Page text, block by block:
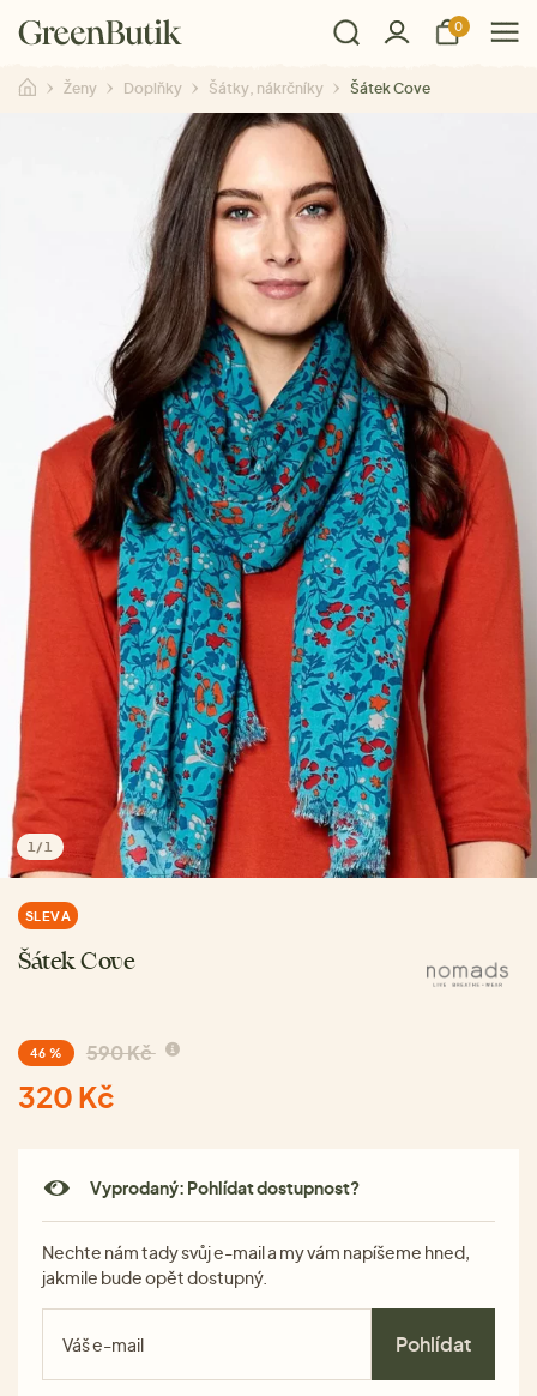
0
Ženy Doplňky Šátky, nákrčníky Šátek Cove
1 / 1
SLEVA
Šátek Cove
46 % 590 Kč
320 Kč
Vyprodaný: Pohlídat dostupnost?
Nechte nám tady svůj e-mail a my vám napíšeme hned,
jakmile bude opět dostupný.
Pohlídat